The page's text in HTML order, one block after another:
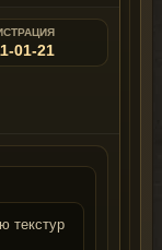
01-21
текстур